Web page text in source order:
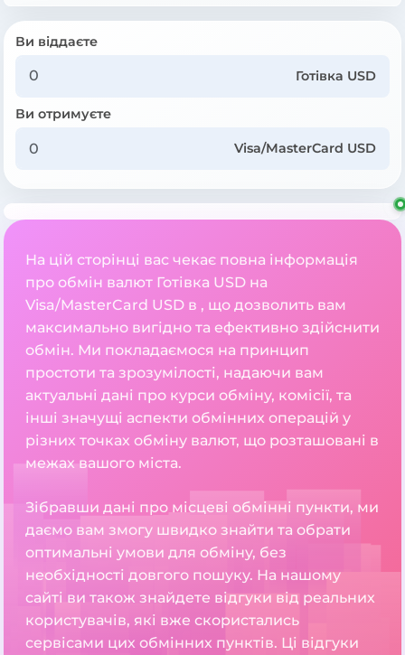
Ви віддаєте
Готівка USD
Ви отримуєте
Visa/MasterCard USD
На цій сторінці вас чекає повна інформація
про обмін валют Готівка USD на
Visa/MasterCard USD в , що дозволить вам
максимально вигідно та ефективно здійснити
обмін. Ми покладаємося на принцип
простоти та зрозумілості, надаючи вам
актуальні дані про курси обміну, комісії, та
інші значущі аспекти обмінних операцій у
різних точках обміну валют, що розташовані в
межах вашого міста.
Зібравши дані про місцеві обмінні пункти, ми
даємо вам змогу швидко знайти та обрати
оптимальні умови для обміну, без
необхідності довгого пошуку. На нашому
сайті ви також знайдете відгуки від реальних
користувачів, які вже скористались
сервісами цих обмінних пунктів. Ці відгуки